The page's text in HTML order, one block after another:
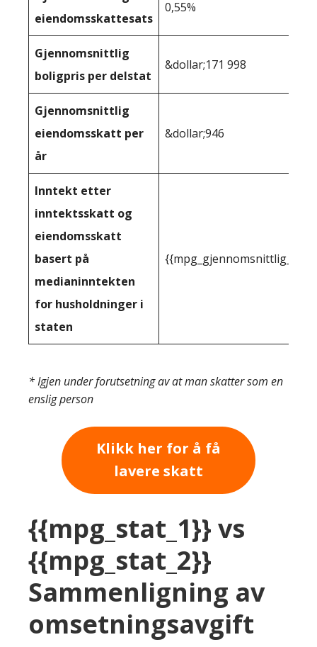
eiendomsskattesats
0,55%
Gjennomsnittlig
boligpris per delstat
&dollar;171 998
Gjennomsnittlig
eiendomsskatt per
år
&dollar;946
Inntekt etter
inntektsskatt og
eiendomsskatt
basert på
medianinntekten
for husholdninger i
staten
* Igjen under forutsetning av at man skatter som en
enslig person
Klikk her for å få
lavere skatt
{{mpg_stat_1}} vs
{{mpg_stat_2}}
Sammenligning av
omsetningsavgift